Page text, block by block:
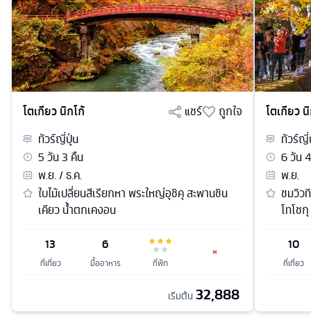
โตเกียว นิกโก้ แชร์
ถูกใจ
ทัวร์ญี่ปุ่น
5วัน3 คืน
พ.ย. / ธ.ค.
ใบไม้เปลี่ยนสีเรียกหา พระใหญ่อุชิคุ สะพานชิน
เคียว น้ำตกเคงอน
13
ที่เที่ยว
6
มื้ออาหาร ที่พัก
เริ่มต้น 32,888
โตเกียว
ทัวร์ญี่
6วัน4
พ.ย.
ชมวิว
โทโช
10
ที่เที่ยว